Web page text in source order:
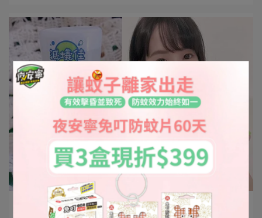
SOURIRE X SPCA | 2021-10-04